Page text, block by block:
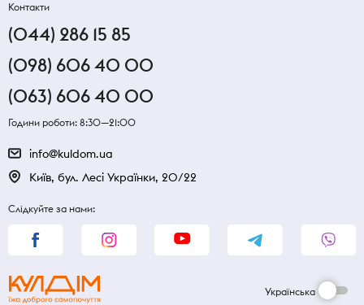
Контакти
(044) 286 15 85
(098) 606 40 00
(063) 606 40 00
Години роботи: 8:30—21:00
info@kuldom.ua
Київ, бул. Лесі Українки, 20/22
Слідкуйте за нами:
Українська